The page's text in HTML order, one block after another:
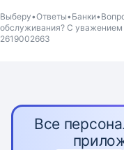
Выберу Ответы Банки
обслуживания? С
2619002663
Все